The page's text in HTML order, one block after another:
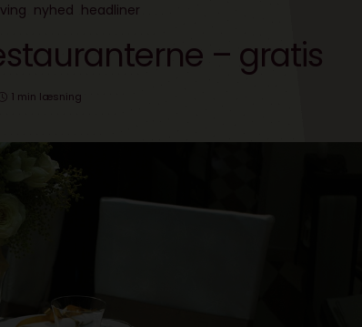
nyhed headliner
– gratis
1 min læsning